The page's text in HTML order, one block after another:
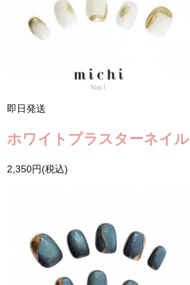
即日発送
ホワイトプラスターネイル
2,350円(税込)